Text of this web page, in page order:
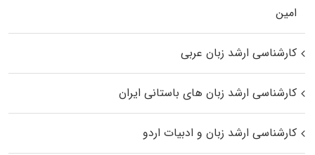
اﻣﻴﻦ
کارشناسی ارشد زبان عربی
کارشناسی ارشد زبان‌ های باستانی ایران
کارشناسی ارشد زبان و ادبیات اردو